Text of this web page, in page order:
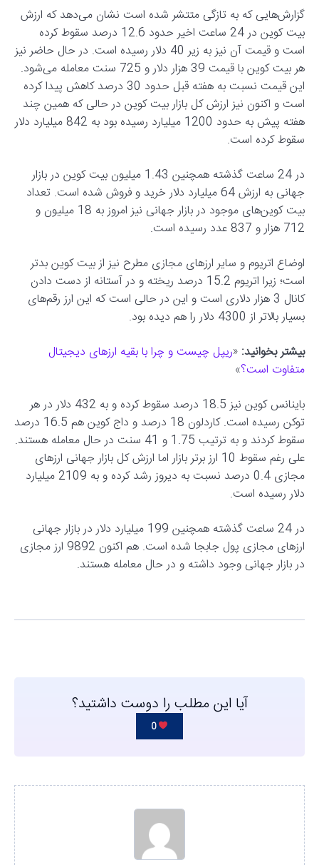
گزارش‌هایی که به تازگی متتشر شده است نشان می‌دهد که ارزش
بیت کوین در 24 ساعت اخیر حدود 12.6 درصد سقوط کرده
است و قیمت آن نیز به زیر 40 دلار رسیده است. در حال حاضر نیز
هر بیت کوین با قیمت 39 هزار دلار و 725 سنت معامله می‌شود.
این قیمت نسبت به هفته قبل حدود 30 درصد کاهش پیدا کرده
است و اکنون نیز ارزش کل بازار بیت کوین در حالی که همین چند
هفته پیش به حدود 1200 میلیارد رسیده بود به 842 میلیارد دلار
سقوط کرده است.
در 24 ساعت گذشته همچنین 1.43 میلیون بیت کوین در بازار
جهانی به ارزش 64 میلیارد دلار خرید و فروش شده است. تعداد
بیت کوین‌های موجود در بازار جهانی نیز امروز به 18 میلیون و
712 هزار و 837 عدد رسیده است.
اوضاع اتریوم و سایر ارزهای مجازی مطرح نیز از بیت کوین بدتر
است؛ زیرا اتریوم 15.2 درصد ریخته و در آستانه از دست دادن
کانال 3 هزار دلاری است و این در حالی است که این ارز رقم‌های
بسیار بالاتر از 4300 دلار را هم دیده بود.
بیشتر بخوانید: «ریپل چیست و چرا با بقیه ارزهای دیجیتال
متفاوت است؟»
باینانس کوین نیز 18.5 درصد سقوط کرده و به 432 دلار در هر
توکن رسیده است. کاردلون 18 درصد و داج کوین هم 16.5 درصد
سقوط کردند و به ترتیب 1.75 و 41 سنت در حال معامله هستند.
علی رغم سقوط 10 ارز برتر بازار اما ارزش کل بازار جهانی ارزهای
مجازی 0.4 درصد نسبت به دیروز رشد کرده و به 2109 میلیارد
دلار رسیده است.
در 24 ساعت گذشته همچنین 199 میلیارد دلار در بازار جهانی
ارزهای مجازی پول جابجا شده است. هم اکنون 9892 ارز مجازی
در بازار جهانی وجود داشته و در حال معامله هستند.
آیا این مطلب را دوست داشتید؟
0